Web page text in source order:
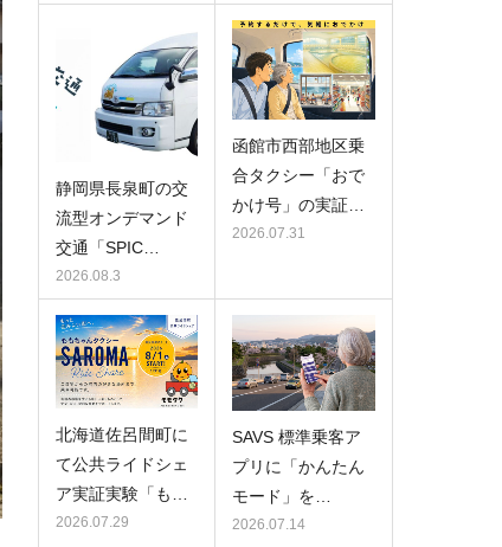
静岡県長泉町の交
流型オンデマンド
交通「SPIC…
2026.08.3
函館市西部地区乗
合タクシー「おで
かけ号」の実証…
2026.07.31
北海道佐呂間町に
て公共ライドシェ
ア実証実験「も…
2026.07.29
SAVS 標準乗客ア
プリに「かんたん
モード」を…
2026.07.14